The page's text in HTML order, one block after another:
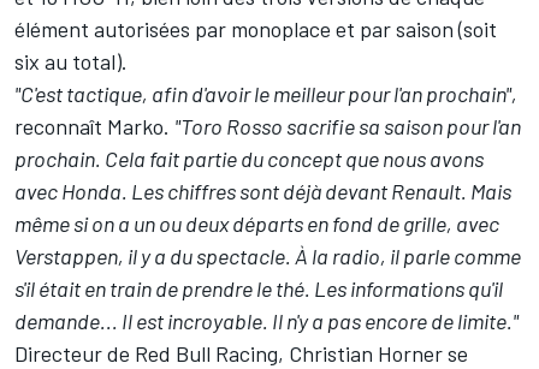
élément autorisées par monoplace et par saison (soit
six au total).
"C'est tactique, afin d'avoir le meilleur pour l'an prochain",
reconnaît Marko. "Toro Rosso sacrifie sa saison pour l'an
prochain. Cela fait partie du concept que nous avons
avec Honda. Les chiffres sont déjà devant Renault. Mais
même si on a un ou deux départs en fond de grille, avec
Verstappen, il y a du spectacle. À la radio, il parle comme
s'il était en train de prendre le thé. Les informations qu'il
demande... Il est incroyable. Il n'y a pas encore de limite."
Directeur de Red Bull Racing, Christian Horner se